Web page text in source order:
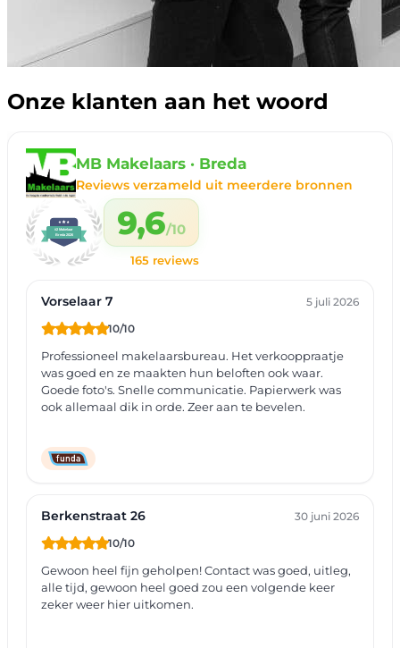
Onze klanten aan het woord